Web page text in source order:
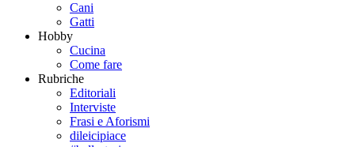
Cani
Gatti
Hobby
Cucina
Come fare
Rubriche
Editoriali
Interviste
Frasi e Aforismi
dileicipiace